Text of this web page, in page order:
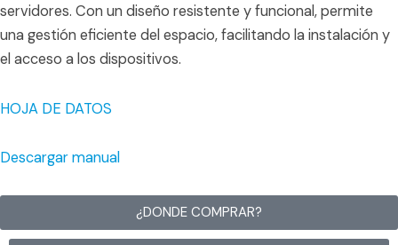
servidores. Con un diseño resistente y funcional, permite
una gestión eficiente del espacio, facilitando la instalación y
el acceso a los dispositivos.
HOJA DE DATOS
Descargar manual
¿DONDE COMPRAR?